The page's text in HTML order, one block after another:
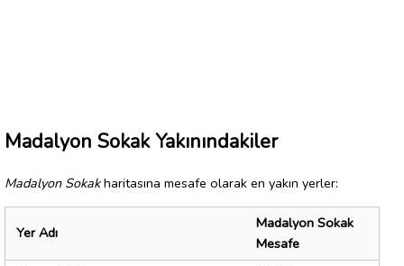
Madalyon Sokak Yakınındakiler
Madalyon Sokakharitasına mesafe olarak en yakın yerler:
Yer Adı
Madalyon Sokak
Mesafe